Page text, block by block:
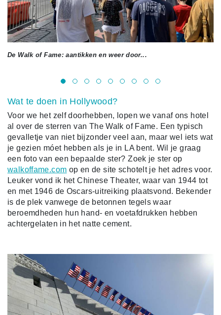
De Walk of Fame: aantikken en weer door...
Wat te doen in Hollywood?
Voor we het zelf doorhebben, lopen we vanaf ons hotel
al over de sterren van The Walk of Fame. Een typisch
gevalletje van niet bijzonder veel aan, maar wel iets wat
je gezien móet hebben als je in LA bent. Wil je graag
een foto van een bepaalde ster? Zoek je ster op
walkoffame.com op en de site schotelt je het adres voor.
Leuker vond ik het Chinese Theater, waar van 1944 tot
en met 1946 de Oscars-uitreiking plaatsvond. Bekender
is de plek vanwege de betonnen tegels waar
beroemdheden hun hand- en voetafdrukken hebben
achtergelaten in het natte cement.